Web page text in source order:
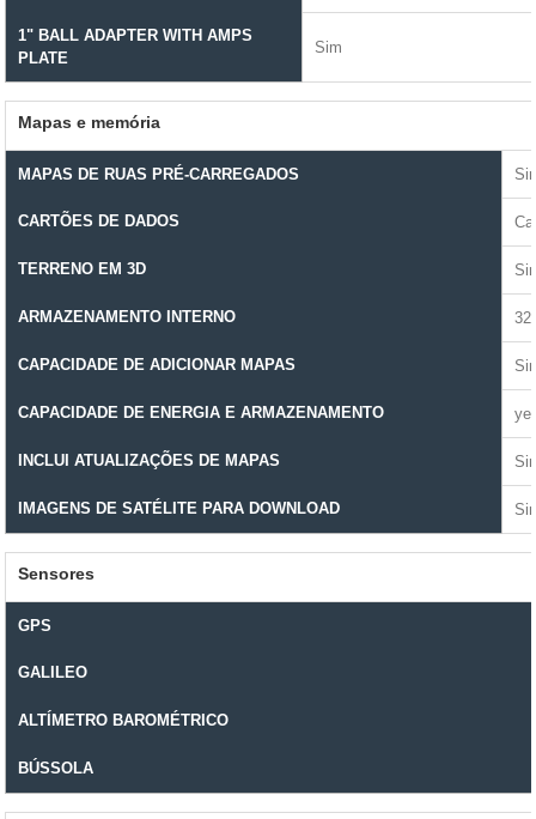
1" BALL ADAPTER WITH AMPS
PLATE
Sim
Mapas e memória
MAPAS DE RUAS PRÉ-CARREGADOS
CARTÕES DE DADOS
TERRENO EM 3D
ARMAZENAMENTO INTERNO 32
CAPACIDADE DE ADICIONAR MAPAS
CAPACIDADE DE ENERGIA E ARMAZENAMENTO
INCLUI ATUALIZAÇÕES DE MAPAS
IMAGENS DE SATÉLITE PARA DOWNLOAD
Sensores
GPS
GALILEO
ALTÍMETRO BAROMÉTRICO
BÚSSOLA